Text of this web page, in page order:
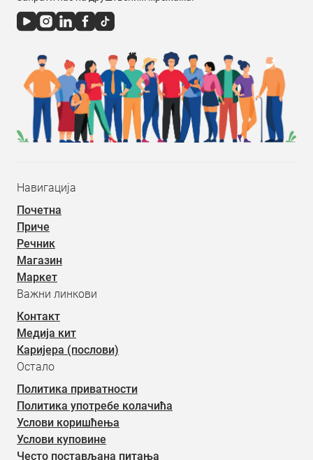
Навигација
Почетна
Приче
Речник
Магазин
Маркет
Важни линкови
Контакт
Медија кит
Каријера (послови)
Остало
Политика приватности
Политика употребе колачића
Услови коришћења
Услови куповине
Често постављана питања